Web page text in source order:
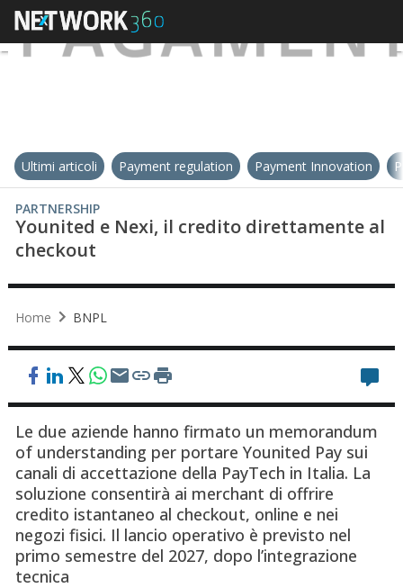
Ultimi articoli Payment regulation Payment Innovation
PARTNERSHIP
Younited e Nexi, il credito direttamente al
checkout
Home BNPL
Le due aziende hanno firmato un memorandum
of understanding per portare Younited Pay sui
canali di accettazione della PayTech in Italia. La
soluzione consentirà ai merchant di offrire
credito istantaneo al checkout, online e nei
negozi fisici. Il lancio operativo è previsto nel
primo semestre del 2027, dopo l’integrazione
tecnica